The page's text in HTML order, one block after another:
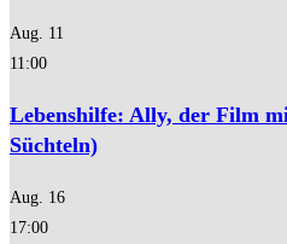
Aug. 11
11:00
Lebenshilfe: Ally, der Film
Süchteln)
Aug. 16
17:00